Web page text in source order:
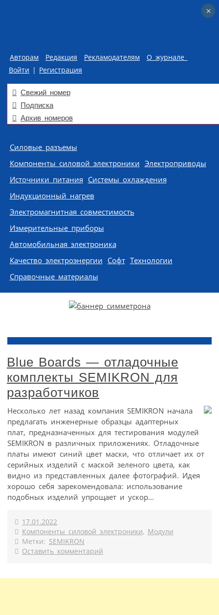
Авторам Редакция Рекламодателям
О журнале
Войти | Регистрация
Свежий номер
Подписка
Архив номеров
Skip to content
Силовые разъемы
Компоненты силовой электроники Электроприводы
Источники питания Системы охлаждения
Индукционный нагрев
Электромагнитная совместимость
Измерительные приборы
Автомобильная электроника
Качество электроэнергии Софт Технологии
Справочные материалы
Blue Boards — отладочные
комплекты SEMIKRON для
разработчиков
Несколько лет назад компания SEMIKRON начала
предлагать инженерные образцы адаптерных
плат, предназначенных для тестирования модулей
SEMIKRON в различных приложениях. Отладочные
платы имеют синий цвет маски, что отличает их от
серийных изделий с маской зеленого цвета, как
видно из представленных далее фотографий. Идея
хорошо себя зарекомендовала: использование
подобных изделий упрощает и ускор...
17.01.2022
Компоненты силовой электроники, Модули
Метки: SEMIKRON
Оставить комментарий
×
×